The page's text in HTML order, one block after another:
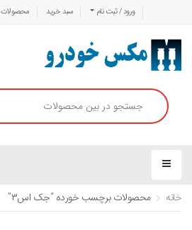
ورود / ثبت نام سبد خرید محصولات
خانه محصولات برچسب خورده “جک اس۳”